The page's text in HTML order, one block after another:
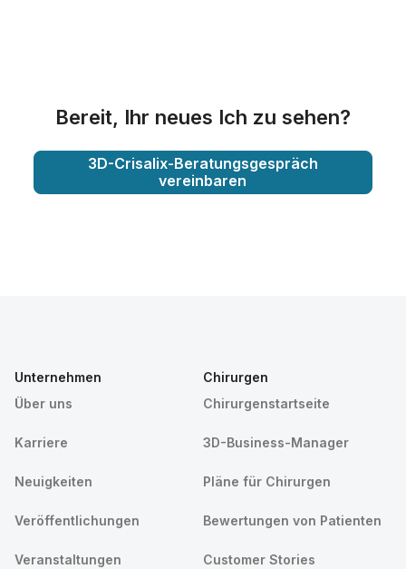
Bereit, Ihr neues Ich zu sehen?
3D-Crisalix-Beratungsgespräch
vereinbaren
Unternehmen
Über uns
Karriere
Neuigkeiten
Veröffentlichungen
Veranstaltungen
Chirurgen
Chirurgenstartseite
3D-Business-Manager
Pläne für Chirurgen
Bewertungen von Patienten
Customer Stories